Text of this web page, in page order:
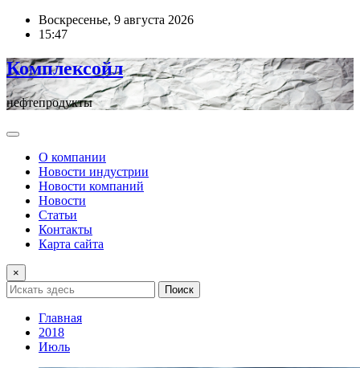
ПерейтиВоскресенье, 9 августа 2026
15:47
Комплексойл
нефтепродукты
О компании
Новости индустрии
Новости компаний
Новости
Статьи
Контакты
Карта сайта
×
Поиск
Главная
2018
Июль